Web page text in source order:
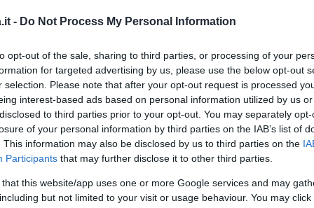
- Do Not Process My Personal Information
opt-out of the sale, sharing to third parties, or processing of your
for targeted advertising by us, please use the below opt-out
selection. Please note that after your opt-out request is processed
interest-based ads based on personal information utilized by us
to third parties prior to your opt-out. You may separately
of your personal information by third parties on the IAB’s list of
This information may also be disclosed by us to third parties on the
Participants that may further disclose it to other third parties.
that this website/app uses one or more Google services and may
but not limited to your visit or usage behaviour. You may
per migliorarla e supportarla. In
terra mancasse lavoro non ci sarebbe
altrove. Dovrebbe saperlo perché
avuto modo di studiarla, che la
meridionali. Lei con la sua qualifica da
e dimostrare a coloro i quali si rivolge
qualità a lei a quanto pare